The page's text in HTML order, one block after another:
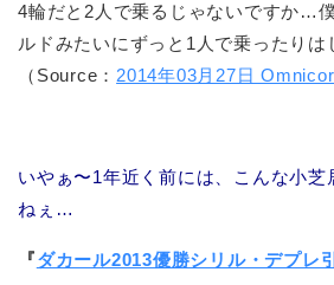
4輪だと2人で乗るじゃないですか…
ルドみたいにずっと1人で乗ったりは
（Source： 2014年03月27日
いやぁ〜1年近く前には、こんな小芝
ねぇ…
『ダカール2013優勝シリル・デプレ